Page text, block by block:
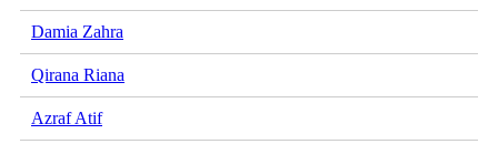
Damia Zahra
Qirana Riana
Azraf Atif